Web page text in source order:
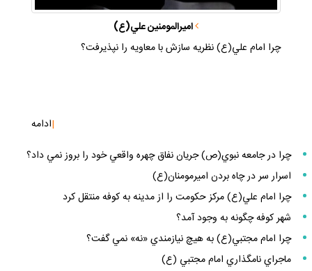
اميرالمومنين علي(ع)
چرا امام علي(ع) نظريه سازش با معاويه را نپذيرفت؟
|ادامه
چرا در جامعه نبوي(ص) جريان نفاق چهره واقعي خود را بروز نمي داد؟
اسرار سر در چاه بردن اميرمومنان(ع)
چرا امام علي(ع) مركز حكومت را از مدينه به كوفه منتقل كرد
شهر كوفه چگونه به وجود آمد؟
چرا امام مجتبي(ع) به هيچ نيازمندي «نه» نمي گفت؟
ماجراي نامگذاري امام مجتبي (ع)